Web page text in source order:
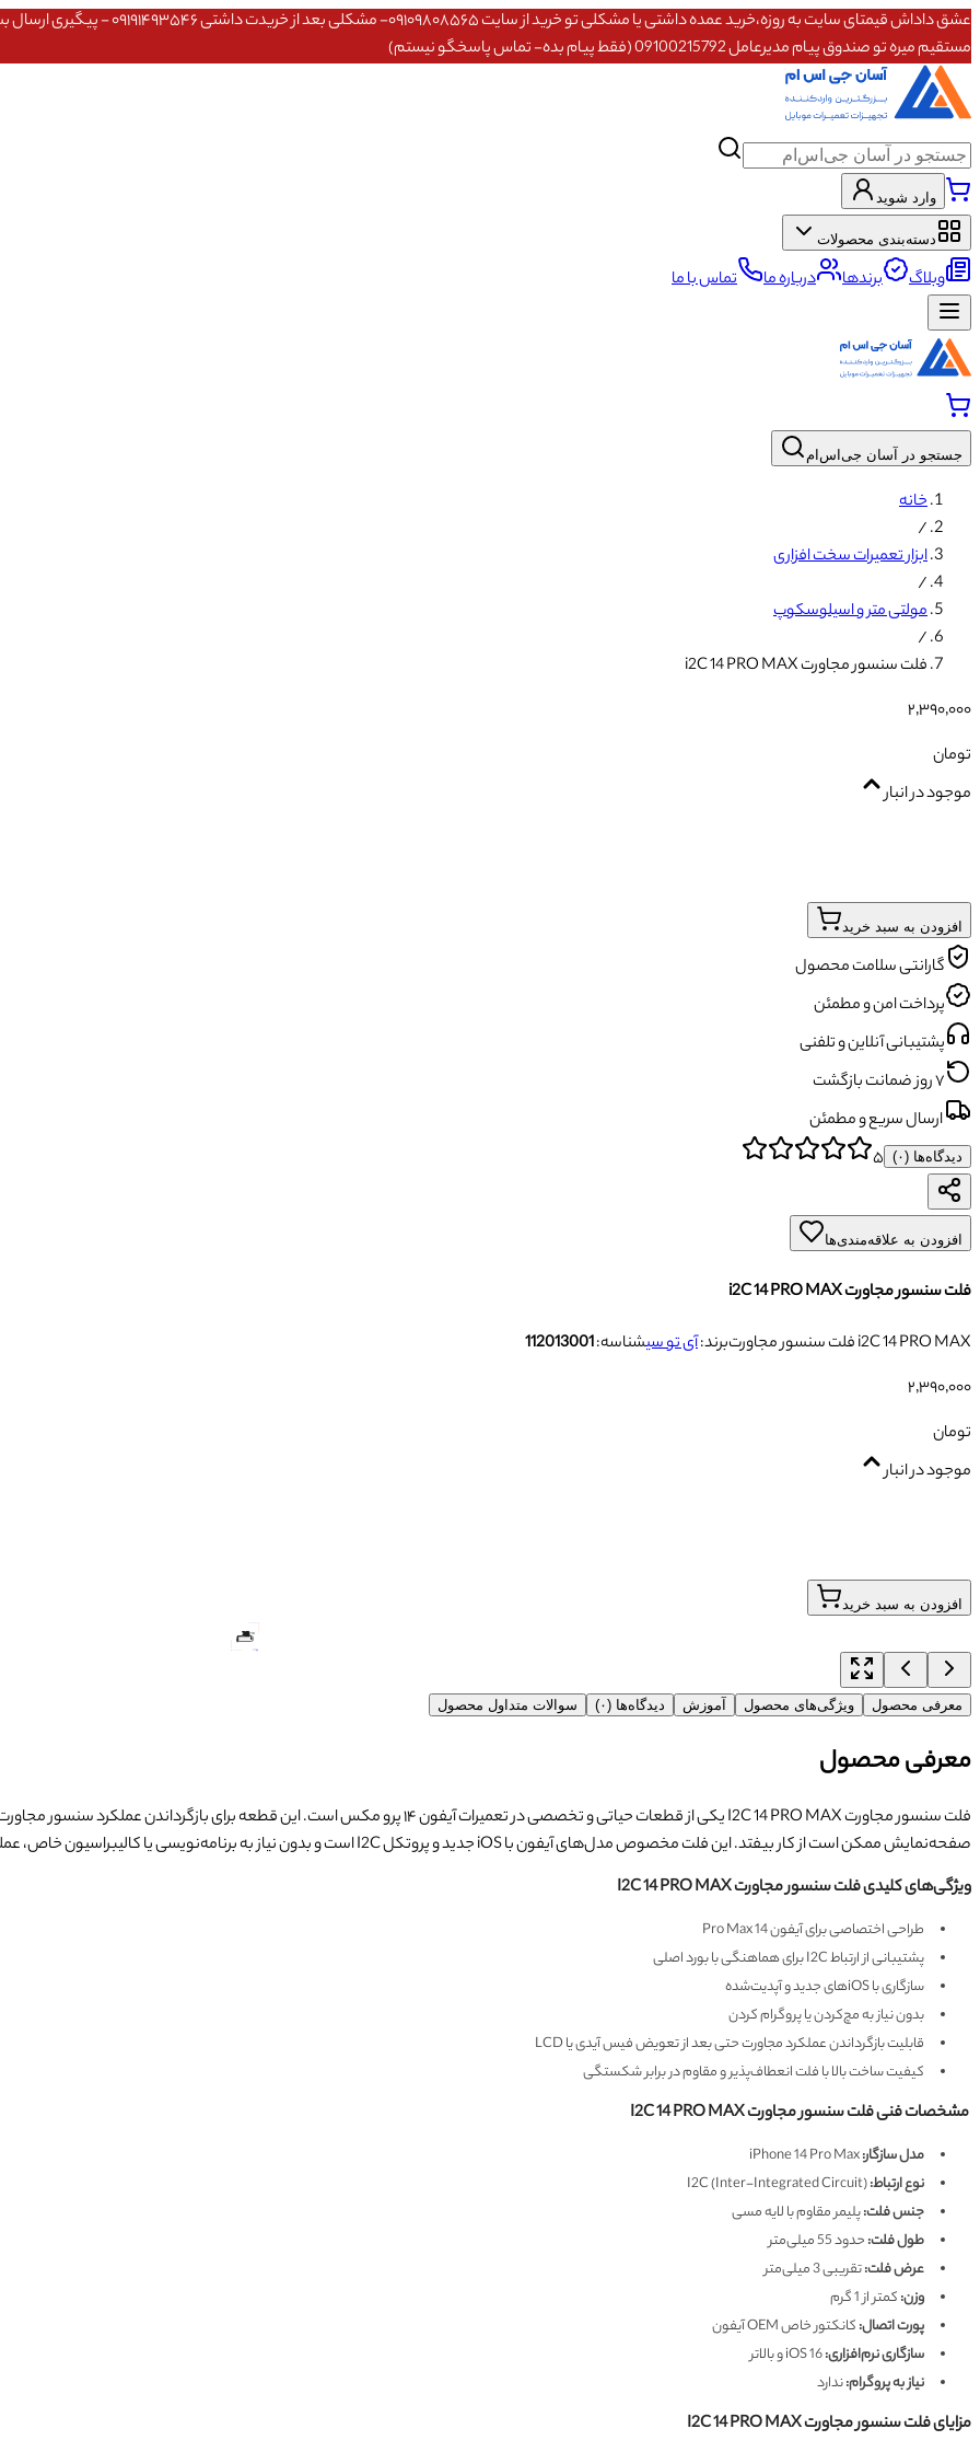
مستقیم میره تو صندوق پیام مدیرعامل 09100215792 (فقط پیام بده- تماس پاسخگو نیستم)
وارد شوید
دسته‌بندی محصولات
وبلاگ برندها درباره ما تماس با ما
جستجو در آسان جی‌اس‌ام
خانه
/
ابزار تعمیرات سخت افزاری
/
مولتی متر و اسیلوسکوپ
/
فلت سنسور مجاورت i2C 14 PRO MAX
۲٬۳۹۰٬۰۰۰
تومان
موجود در انبار
افزودن به سبد خرید
گارانتی سلامت محصول
پرداخت امن و مطمئن
پشتیبانی آنلاین و تلفنی
۷ روز ضمانت بازگشت
ارسال سریع و مطمئن
دیدگاه‌ها (۰) ۵
افزودن به علاقه‌مندی‌ها
فلت سنسور مجاورت i2C 14 PRO MAX
فلت سنسور مجاورت i2C 14 PRO MAX
برند:آی تو سیشناسه:112013001
۲٬۳۹۰٬۰۰۰
تومان
موجود در انبار
افزودن به سبد خرید
معرفی محصول ویژگی‌های محصول آموزش دیدگاه‌ها (۰) سوالات متداول محصول
معرفی محصول
صفحه‌نمایش ممکن است از کار بیفتد. این فلت مخصوص مدل‌های آیفون با iOS جدید و پروتکل I2C است و بدون نیاز به برنامه‌نویسی یا کالیبراسیون خاص، عملکرد سنسور را بازسازی می‌کند.
ویژگی‌های کلیدی فلت سنسور مجاورت I2C 14 PRO MAX
طراحی اختصاصی برای آیفون 14 Pro Max
پشتیبانی از ارتباط I2C برای هماهنگی با بورد اصلی
سازگاری با iOSهای جدید و آپدیت‌شده
بدون نیاز به مچ‌کردن یا پروگرام کردن
قابلیت بازگرداندن عملکرد مجاورت حتی بعد از تعویض فیس آیدی یا LCD
کیفیت ساخت بالا با فلت انعطاف‌پذیر و مقاوم در برابر شکستگی
مشخصات فنی فلت سنسور مجاورت I2C 14 PRO MAX
مدل سازگار:
نوع ارتباط:
جنس فلت:پلیمر مقاوم با لایه مسی
طول فلت:حدود 55 میلی‌متر
عرض فلت:تقریبی 3 میلی‌متر
وزن:کمتر از 1 گرم
پورت اتصال:کانکتور خاص OEM آیفون
سازگاری نرم‌افزاری:
نیاز به پروگرام:ندارد
مزایای فلت سنسور مجاورت I2C 14 PRO MAX